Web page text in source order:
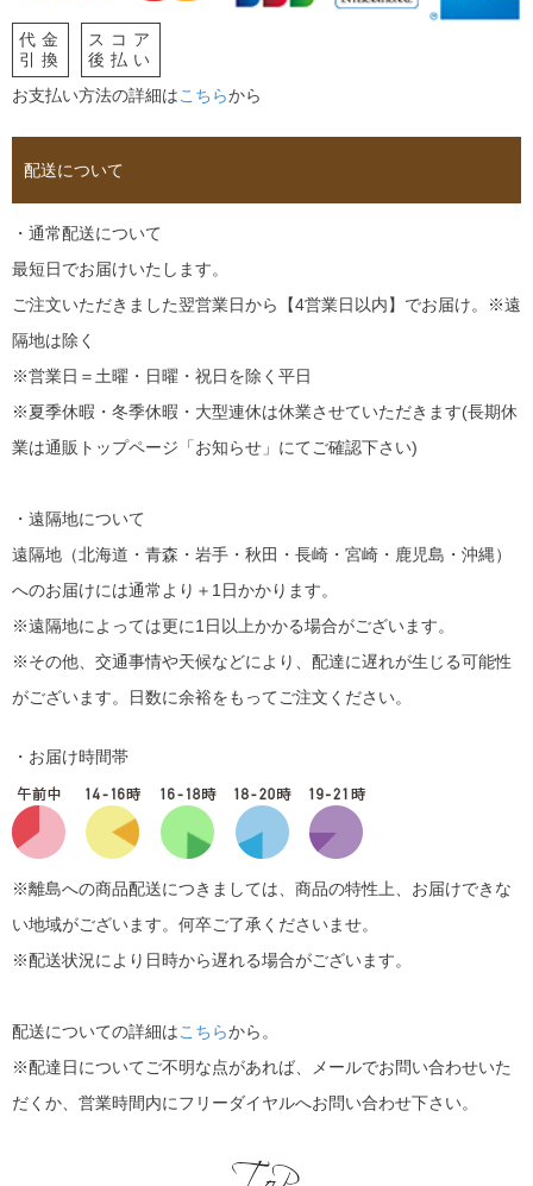
代金
引換
スコア
後払い
お支払い方法の詳細はこちらから
配送について
・通常配送について
最短日でお届けいたします。
ご注文いただきました翌営業日から【4営業日以内】でお届け。※遠
隔地は除く
※営業日＝土曜・日曜・祝日を除く平日
※夏季休暇・冬季休暇・大型連休は休業させていただきます(長期休
業は通販トップページ「お知らせ」にてご確認下さい)
・遠隔地について
遠隔地（北海道・青森・岩手・秋田・長崎・宮崎・鹿児島・沖縄）
へのお届けには通常より＋1日かかります。
※遠隔地によっては更に1日以上かかる場合がございます。
※その他、交通事情や天候などにより、配達に遅れが生じる可能性
がございます。日数に余裕をもってご注文ください。
・お届け時間帯
※離島への商品配送につきましては、商品の特性上、お届けできな
い地域がございます。何卒ご了承くださいませ。
※配送状況により日時から遅れる場合がございます。
配送についての詳細はこちらから。
※配達日についてご不明な点があれば、メールでお問い合わせいた
だくか、営業時間内にフリーダイヤルへお問い合わせ下さい。